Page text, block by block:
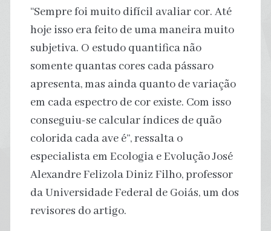
“Sempre foi muito difícil avaliar cor. Até
hoje isso era feito de uma maneira muito
subjetiva. O estudo quantifica não
somente quantas cores cada pássaro
apresenta, mas ainda quanto de variação
em cada espectro de cor existe. Com isso
conseguiu-se calcular índices de quão
colorida cada ave é”, ressalta o
especialista em Ecologia e Evolução José
Alexandre Felizola Diniz Filho, professor
da Universidade Federal de Goiás, um dos
revisores do artigo.